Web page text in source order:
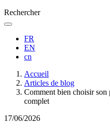
Rechercher
FR
EN
cn
d'Ariane
Accueil
Articles de blog
Comment bien choisir son
complet
17/06/2026